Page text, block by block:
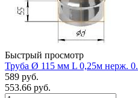
Быстрый просмотр
Труба Ø 115 мм L 0,25м нерж.
589 руб.
553.66 руб.